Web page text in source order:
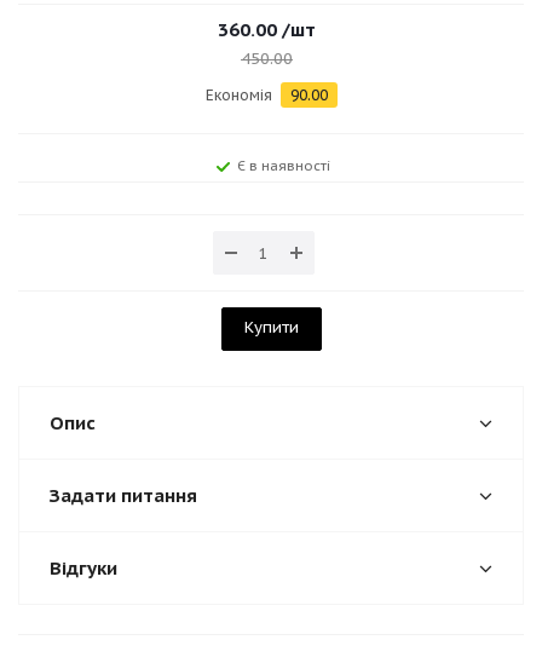
360.00 /шт
450.00
Економія 90.00
Є в наявності
Купити
Опис
Задати питання
Відгуки